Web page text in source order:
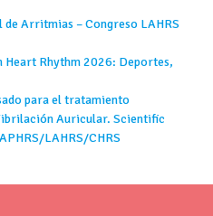
Arritmias – Congreso LAHRS
Heart Rhythm 2026: Deportes,
para el tratamiento
Auricular. Scientific
LAHRS/CHRS